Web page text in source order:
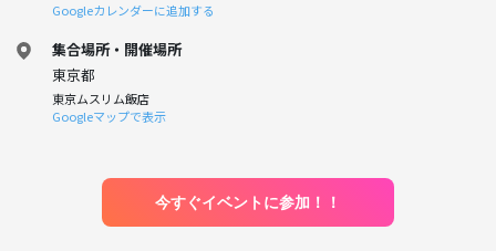
Googleカレンダーに追加する
集合場所・開催場所
東京都
東京ムスリム飯店
Googleマップで表示
今すぐイベントに参加！！